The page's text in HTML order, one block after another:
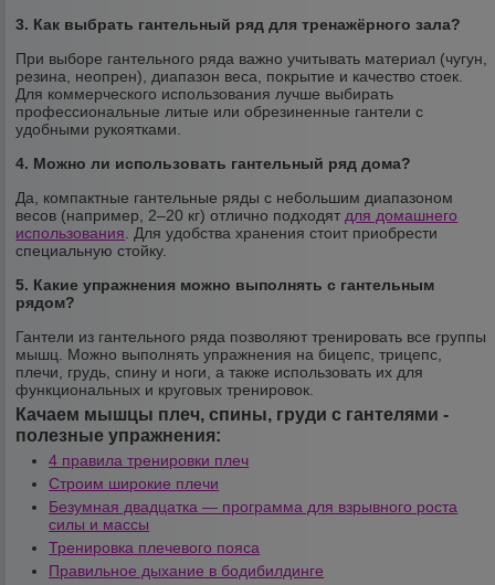
3. Как выбрать гантельный ряд для тренажёрного зала?
При выборе гантельного ряда важно учитывать материал (чугун,
резина, неопрен), диапазон веса, покрытие и качество стоек.
Для коммерческого использования лучше выбирать
профессиональные литые или обрезиненные гантели с
удобными рукоятками.
4. Можно ли использовать гантельный ряд дома?
Да, компактные гантельные ряды с небольшим диапазоном
весов (например, 2–20 кг) отлично подходят для домашнего
использования . Для удобства хранения стоит приобрести
специальную стойку.
5. Какие упражнения можно выполнять с гантельным
рядом?
Гантели из гантельного ряда позволяют тренировать все группы
мышц. Можно выполнять упражнения на бицепс, трицепс,
плечи, грудь, спину и ноги, а также использовать их для
функциональных и круговых тренировок.
Качаем мышцы плеч, спины, груди с гантелями -
полезные упражнения:
4 правила тренировки плеч
Строим широкие плечи
Безумная двадцатка — программа для взрывного роста
силы и массы
Тренировка плечевого пояса
Правильное дыхание в бодибилдинге